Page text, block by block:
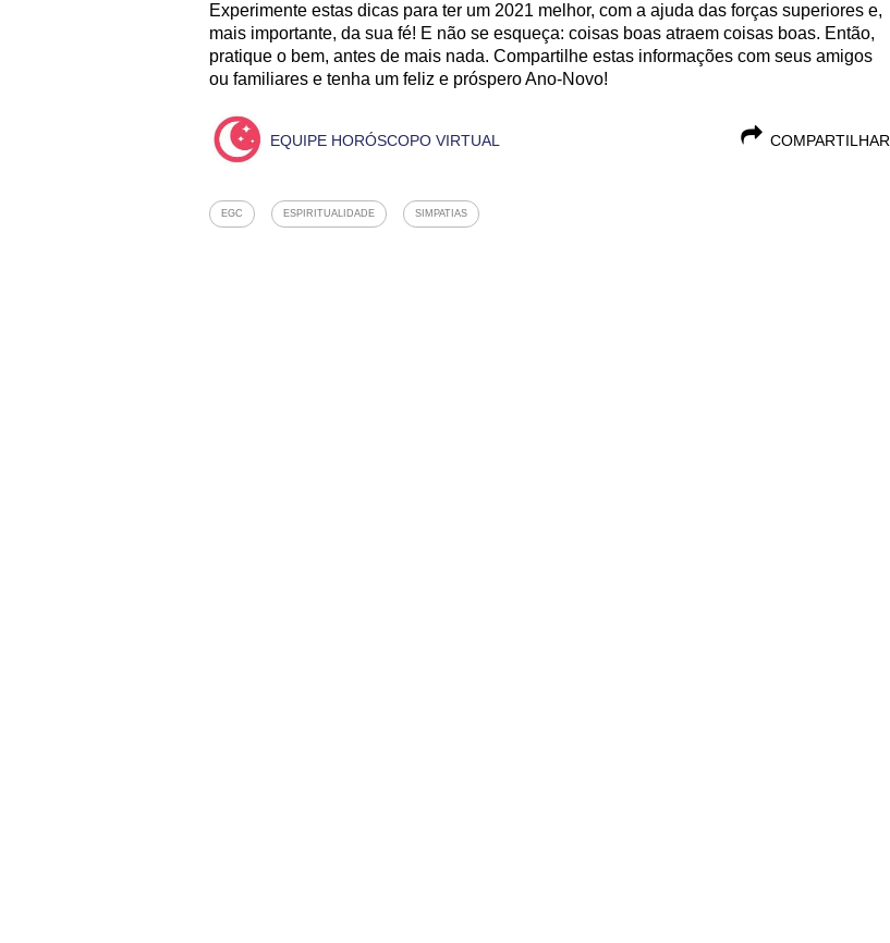
Experimente estas dicas para ter um 2021 melhor, com a ajuda das forças superiores e,
mais importante, da sua fé! E não se esqueça: coisas boas atraem coisas boas. Então,
pratique o bem, antes de mais nada. Compartilhe estas informações com seus amigos
ou familiares e tenha um feliz e próspero Ano-Novo!
COMPARTILHAR
EQUIPE HORÓSCOPO VIRTUAL
EGC ESPIRITUALIDADE SIMPATIAS